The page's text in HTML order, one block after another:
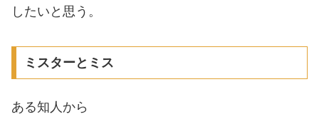
したいと思う。
ミスターとミス
ある知人から